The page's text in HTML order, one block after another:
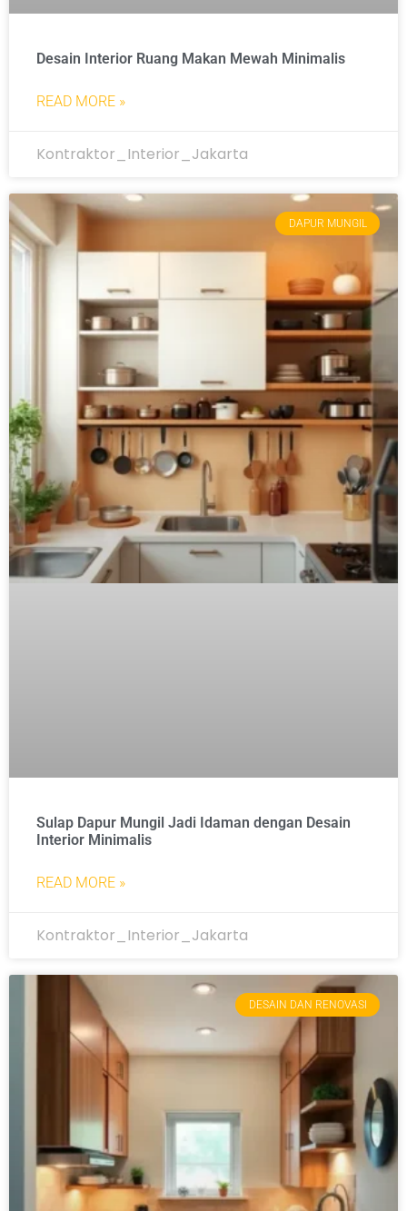
Desain Interior Ruang Makan Mewah Minimalis
READ MORE »
Kontraktor_Interior_Jakarta
DAPUR MUNGIL
Sulap Dapur Mungil Jadi Idaman dengan Desain
Interior Minimalis
READ MORE »
Kontraktor_Interior_Jakarta
DESAIN DAN RENOVASI